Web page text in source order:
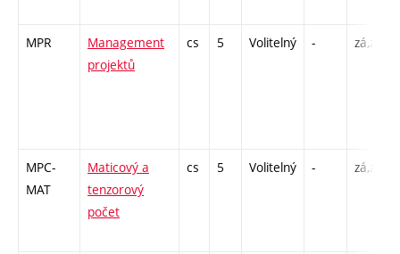
MPR
Management
projektů
cs 5 Volitelný - zá,zk
MPC-
MAT
Maticový a
tenzorový
počet
cs 5 Volitelný - zá,zk